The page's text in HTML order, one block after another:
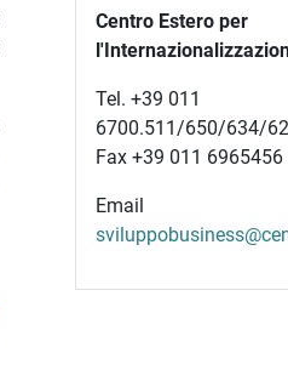
Centro Estero per
Tel. +39 011
6700.511/650/634/
Fax +39 011 6965456
Email